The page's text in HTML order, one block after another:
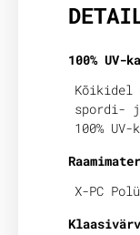
100% UV-
Kõikidel
spordi-
100%
X-PC
Klaasivärv